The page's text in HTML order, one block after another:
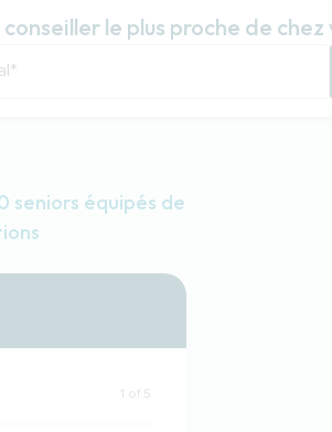
le plus proche de chez
*
seniors équipés de
1 of 5